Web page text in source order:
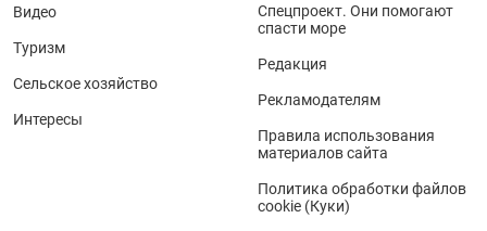
Видео
Туризм
Сельское хозяйство
Интересы
Спецпроект. Они помогают
спасти море
Редакция
Рекламодателям
Правила использования
материалов сайта
Политика обработки файлов
cookie (Куки)